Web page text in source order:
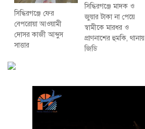
সিদ্ধিরগঞ্জে ফের
বেপরোয়া আওয়ামী
দোসর কাজী আব্দুস
সাত্তার
সিদ্ধিরগঞ্জে মাদক ও
জুয়ার টাকা না পেয়ে
স্বামীকে মারধর ও
প্রাণনাশের হুমকি, থানায়
জিডি